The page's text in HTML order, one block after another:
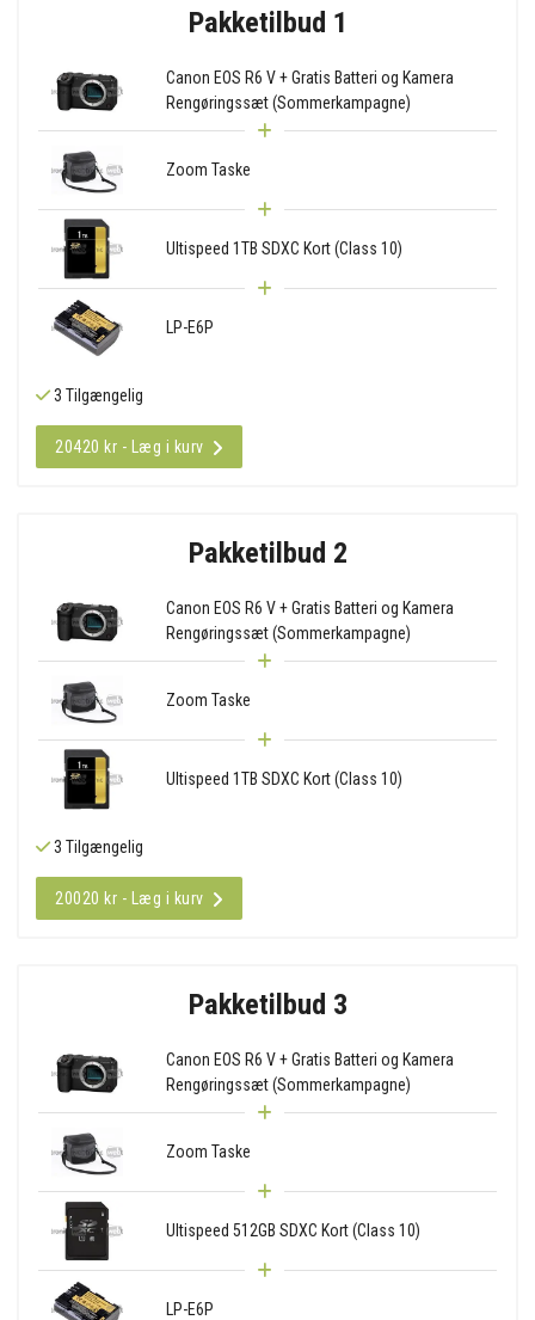
Pakketilbud 1
Canon EOS R6 V + Gratis Batteri og Kamera
Rengøringssæt (Sommerkampagne)
Zoom Taske
Ultispeed 1TB SDXC Kort (Class 10)
LP-E6P
3 Tilgængelig
20420 kr - Læg i kurv
Pakketilbud 2
Canon EOS R6 V + Gratis Batteri og Kamera
Rengøringssæt (Sommerkampagne)
Zoom Taske
Ultispeed 1TB SDXC Kort (Class 10)
3 Tilgængelig
20020 kr - Læg i kurv
Pakketilbud 3
Canon EOS R6 V + Gratis Batteri og Kamera
Rengøringssæt (Sommerkampagne)
Zoom Taske
Ultispeed 512GB SDXC Kort (Class 10)
LP-E6P